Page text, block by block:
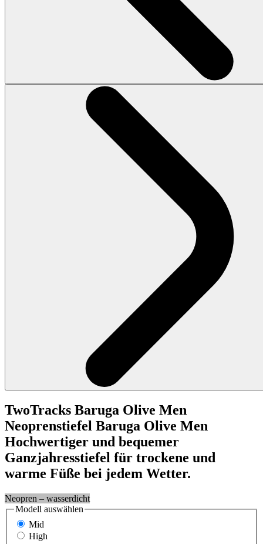
TwoTracks Baruga Olive Men
Neoprenstiefel Baruga Olive Men
Hochwertiger und bequemer
Ganzjahresstiefel für trockene und
warme Füße bei jedem Wetter.
Neopren – wasserdicht
Modell auswählen
Mid
High